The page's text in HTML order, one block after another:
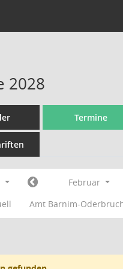
Feed
2028
Termine
Februar
Amt Barnim-